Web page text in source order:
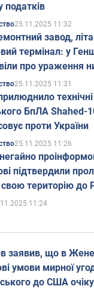
податків
25.11.2025 11:32
завод,
термінал: у
про ураження
об'єктів Росії
25.11.2025 11:31
БпЛА Shahed-
проти України
25.11.2025 11:26
підтвердили
територію до
11:24
заявив, що в
умови мирної угоди:
до США